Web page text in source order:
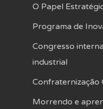
O Papel
Programa de
Congresso
industrial
Confraternização
Morrendo e